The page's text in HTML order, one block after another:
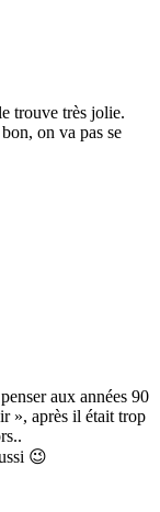
trouve très jolie.
on va pas se
aux années 90
», après il était trop
😉